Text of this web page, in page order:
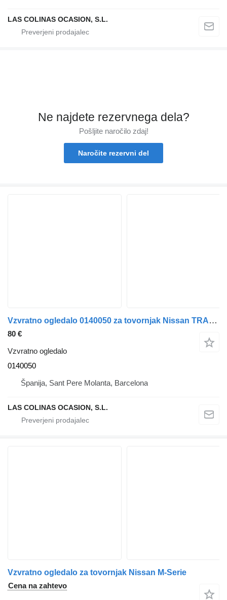
LAS COLINAS OCASION, S.L.
Ne najdete rezervnega dela?
Pošljite naročilo zdaj!
Naročite rezervni del
Vzvratno ogledalo 0140050 za tovornjak Nissan TRADE
80 €
Vzvratno ogledalo
0140050
Španija, Sant Pere Molanta, Barcelona
LAS COLINAS OCASION, S.L.
Vzvratno ogledalo za tovornjak Nissan M-Serie
Cena na zahtevo